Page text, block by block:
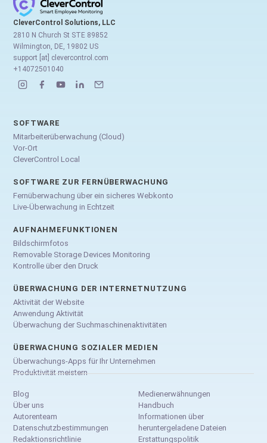
CleverControl Solutions, LLC
2810 N Church St STE 89852
Wilmington, DE, 19802 US
support [at] clevercontrol.com
+14072501040
SOFTWARE
Mitarbeiterüberwachung (Cloud)
Vor-Ort
CleverControl Local
SOFTWARE ZUR FERNÜBERWACHUNG
Fernüberwachung über ein sicheres Webkonto
Live-Überwachung in Echtzeit
AUFNAHMEFUNKTIONEN
Bildschirmfotos
Removable Storage Devices Monitoring
Kontrolle über den Druck
ÜBERWACHUNG DER INTERNETNUTZUNG
Aktivität der Website
Anwendung Aktivität
Überwachung der Suchmaschinenaktivitäten
ÜBERWACHUNG SOZIALER MEDIEN
Überwachungs-Apps für Ihr Unternehmen
Produktivität meistern
Blog
Über uns
Autorenteam
Datenschutzbestimmungen
Redaktionsrichtlinie
Medienerwähnungen
Handbuch
Informationen über
heruntergeladene Dateien
Erstattungspolitik